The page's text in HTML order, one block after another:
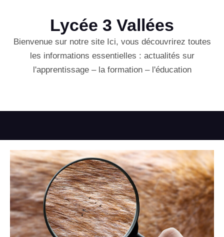
Lycée 3 Vallées
Bienvenue sur notre site Ici, vous découvrirez toutes
les informations essentielles : actualités sur
l'apprentissage – la formation – l'éducation